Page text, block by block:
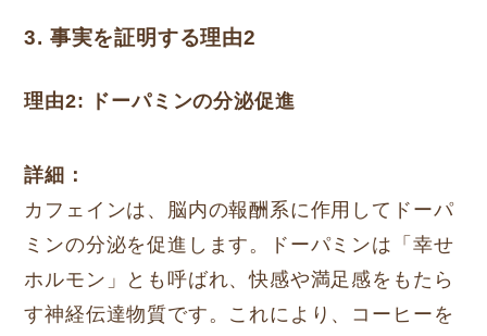
3. 事実を証明する理由2
理由2: ドーパミンの分泌促進
詳細：
カフェインは、脳内の報酬系に作用してドーパ
ミンの分泌を促進します。ドーパミンは「幸せ
ホルモン」とも呼ばれ、快感や満足感をもたら
す神経伝達物質です。これにより、コーヒーを